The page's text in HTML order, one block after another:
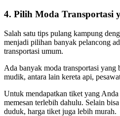
4. Pilih Moda Transportasi
Salah satu tips pulang kampung
menjadi pilihan banyak pelancong
transportasi umum.
Ada banyak moda transportasi
mudik, antara lain kereta api,
Untuk mendapatkan tiket yang
memesan terlebih dahulu. Selain
duduk, harga tiket juga lebih murah.